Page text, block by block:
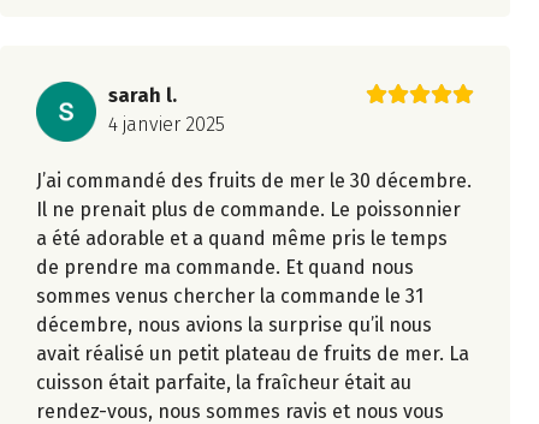
sarah l.
4 janvier 2025
J’ai commandé des fruits de mer le 30 décembre.
Il ne prenait plus de commande. Le poissonnier
a été adorable et a quand même pris le temps
de prendre ma commande. Et quand nous
sommes venus chercher la commande le 31
décembre, nous avions la surprise qu’il nous
avait réalisé un petit plateau de fruits de mer. La
cuisson était parfaite, la fraîcheur était au
rendez-vous, nous sommes ravis et nous vous